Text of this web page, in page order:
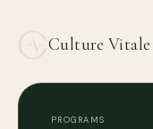
Culture Vitale
PROGRAMS